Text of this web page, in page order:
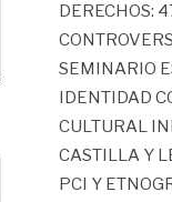
DERECHOS:
SEMINARIO
IDENTIDAD
CULTURAL
CASTILLA Y
PCI Y